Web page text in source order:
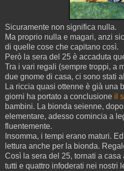
Sicuramente non significa nulla.
Ma proprio nulla e magari, anzi
di quelle cose che capitano così.
Però la sera del 25 è accaduta
Tra i vari regali (sempre troppi, a
due gnome di casa, ci sono stati
La riccia quasi ottenne è già una
giorni ha portato a conclusione il
bambini. La bionda seienne,
elementare, adesso comincia a
fluentemente.
Insomma, i tempi erano maturi.
lettura anche per la bionda.
Così la sera del 25, tornati a
tutti e quattro infoderati nei nostri